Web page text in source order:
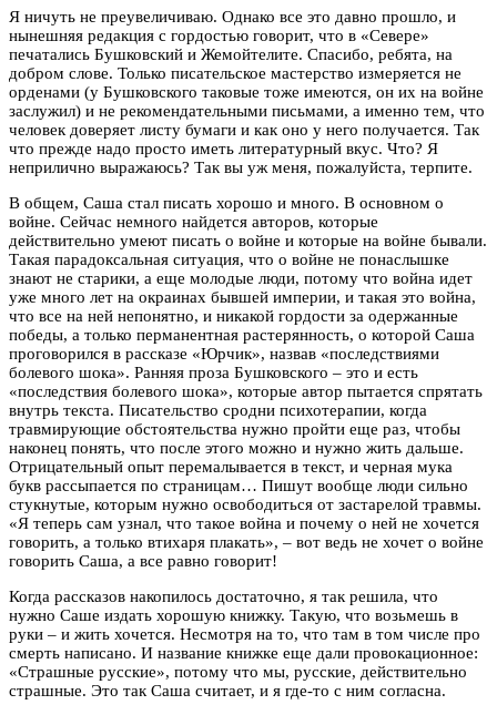
Я ничуть не преувеличиваю. Однако все это давно прошло, и
нынешняя редакция с гордостью говорит, что в «Севере»
печатались Бушковский и Жемойтелите. Спасибо, ребята, на
добром слове. Только писательское мастерство измеряется не
орденами (у Бушковского таковые тоже имеются, он их на войне
заслужил) и не рекомендательными письмами, а именно тем, что
человек доверяет листу бумаги и как оно у него получается. Так
что прежде надо просто иметь литературный вкус. Что? Я
неприлично выражаюсь? Так вы уж меня, пожалуйста, терпите.
В общем, Саша стал писать хорошо и много. В основном о
войне. Сейчас немного найдется авторов, которые
действительно умеют писать о войне и которые на войне бывали.
Такая парадоксальная ситуация, что о войне не понаслышке
знают не старики, а еще молодые люди, потому что война идет
уже много лет на окраинах бывшей империи, и такая это война,
что все на ней непонятно, и никакой гордости за одержанные
победы, а только перманентная растерянность, о которой Саша
проговорился в рассказе «Юрчик», назвав «последствиями
болевого шока». Ранняя проза Бушковского – это и есть
«последствия болевого шока», которые автор пытается спрятать
внутрь текста. Писательство сродни психотерапии, когда
травмирующие обстоятельства нужно пройти еще раз, чтобы
наконец понять, что после этого можно и нужно жить дальше.
Отрицательный опыт перемалывается в текст, и черная мука
букв рассыпается по страницам… Пишут вообще люди сильно
стукнутые, которым нужно освободиться от застарелой травмы.
«Я теперь сам узнал, что такое война и почему о ней не хочется
говорить, а только втихаря плакать», – вот ведь не хочет о войне
говорить Саша, а все равно говорит!
Когда рассказов накопилось достаточно, я так решила, что
нужно Саше издать хорошую книжку. Такую, что возьмешь в
руки – и жить хочется. Несмотря на то, что там в том числе про
смерть написано. И название книжке еще дали провокационное:
«Страшные русские», потому что мы, русские, действительно
страшные. Это так Саша считает, и я где-то с ним согласна.